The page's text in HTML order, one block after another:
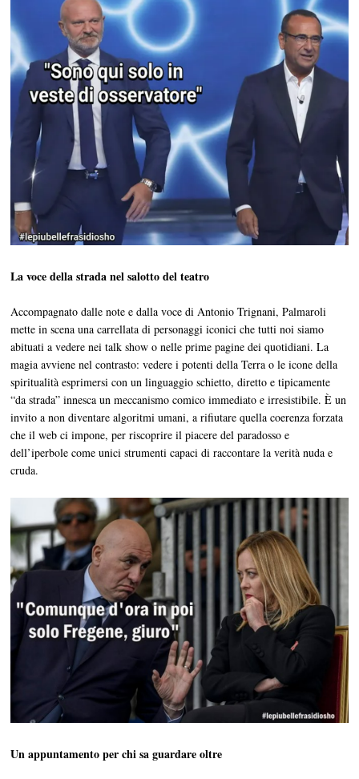
La voce della strada nel salotto del teatro
Accompagnato dalle note e dalla voce di Antonio Trignani, Palmaroli
mette in scena una carrellata di personaggi iconici che tutti noi siamo
abituati a vedere nei talk show o nelle prime pagine dei quotidiani. La
magia avviene nel contrasto: vedere i potenti della Terra o le icone della
spiritualità esprimersi con un linguaggio schietto, diretto e tipicamente
“da strada” innesca un meccanismo comico immediato e irresistibile. È un
invito a non diventare algoritmi umani, a rifiutare quella coerenza forzata
che il web ci impone, per riscoprire il piacere del paradosso e
dell’iperbole come unici strumenti capaci di raccontare la verità nuda e
cruda.
Un appuntamento per chi sa guardare oltre